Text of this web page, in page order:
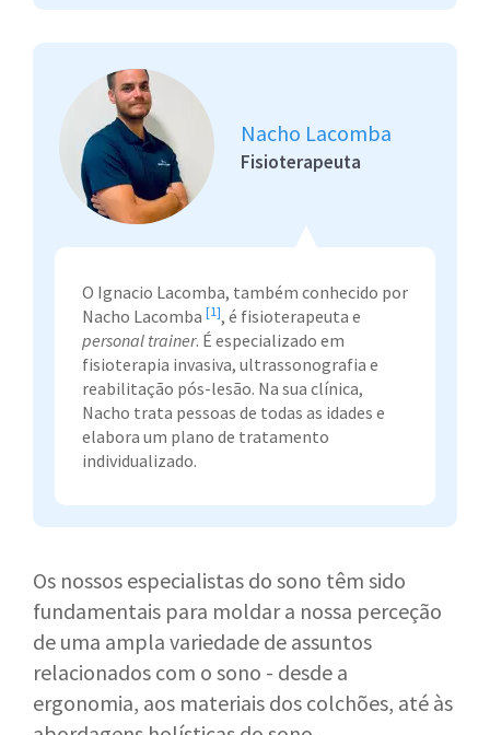
O Ignacio Lacomba, também conhecido por
Nacho Lacomba [1], é fisioterapeuta e
personal trainer. É especializado em
fisioterapia invasiva, ultrassonografia e
reabilitação pós-lesão. Na sua clínica,
Nacho trata pessoas de todas as idades e
elabora um plano de tratamento
individualizado.
Nacho Lacomba
Fisioterapeuta
Os nossos especialistas do sono têm sido
fundamentais para moldar a nossa perceção
de uma ampla variedade de assuntos
relacionados com o sono - desde a
ergonomia, aos materiais dos colchões, até às